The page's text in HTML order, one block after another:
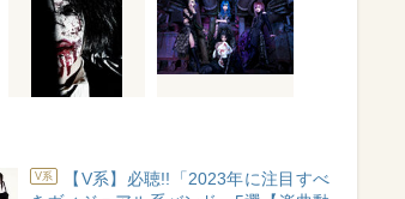
V系
【V系】必聴!!「2023年に注目すべ